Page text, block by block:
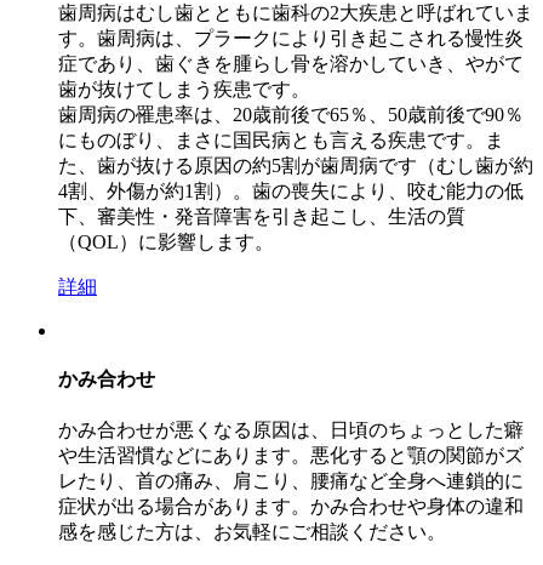
歯周病はむし歯とともに歯科の2大疾患と呼ばれていま
す。歯周病は、プラークにより引き起こされる慢性炎
症であり、歯ぐきを腫らし骨を溶かしていき、やがて
歯が抜けてしまう疾患です。
歯周病の罹患率は、20歳前後で65％、50歳前後で90％
にものぼり、まさに国民病とも言える疾患です。ま
た、歯が抜ける原因の約5割が歯周病です（むし歯が約
4割、外傷が約1割）。歯の喪失により、咬む能力の低
下、審美性・発音障害を引き起こし、生活の質
（QOL）に影響します。
詳細
かみ合わせ
かみ合わせが悪くなる原因は、日頃のちょっとした癖
や生活習慣などにあります。悪化すると顎の関節がズ
レたり、首の痛み、肩こり、腰痛など全身へ連鎖的に
症状が出る場合があります。かみ合わせや身体の違和
感を感じた方は、お気軽にご相談ください。